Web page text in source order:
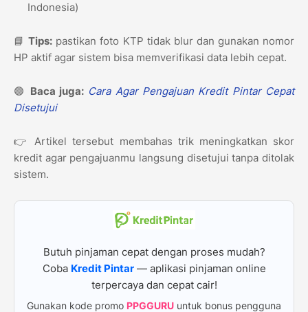
Indonesia)
📘Tips: pastikan foto KTP tidak blur dan gunakan nomor
HP aktif agar sistem bisa memverifikasi data lebih cepat.
🟢 Baca juga: Cara Agar Pengajuan Kredit Pintar Cepat
Disetujui
👉 Artikel tersebut membahas trik meningkatkan skor
kredit agar pengajuanmu langsung disetujui tanpa ditolak
sistem.
Butuh pinjaman cepat dengan proses mudah?
Coba Kredit Pintar— aplikasi pinjaman online
terpercaya dan cepat cair!
Gunakan kode promo PPGGURU untuk bonus pengguna